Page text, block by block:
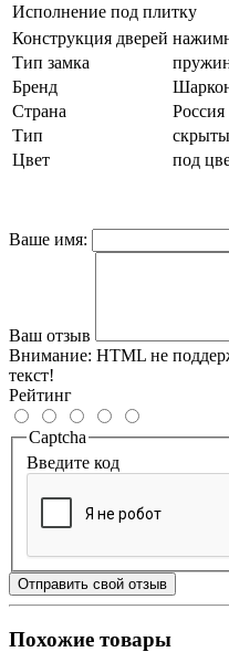
Исполнение под плитку
Конструкция дверей
Тип замка
Бренд
Страна
Россия
Тип
Цвет
под
Ваше имя:
Ваш отзыв
Внимание: HTML не
текст!
Рейтинг
Captcha
Введите код
Отправить свой отзыв
Похожие товары